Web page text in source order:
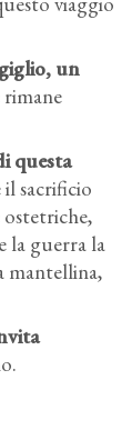
un
questa
il sacrificio
ostetriche,
la guerra la
mantellina,